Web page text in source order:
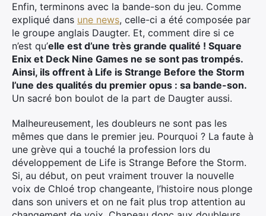
Enfin, terminons avec la bande-son du jeu. Comme
expliqué dans une news, celle-ci a été composée par
le groupe anglais Daugter. Et, comment dire si ce
n’est qu’elle est d’une très grande qualité ! Square
Enix et Deck Nine Games ne se sont pas trompés.
Ainsi, ils offrent à Life is Strange Before the Storm
l’une des qualités du premier opus : sa bande-son.
Un sacré bon boulot de la part de Daugter aussi.
Malheureusement, les doubleurs ne sont pas les
mêmes que dans le premier jeu. Pourquoi ? La faute à
une grève qui a touché la profession lors du
développement de Life is Strange Before the Storm.
Si, au début, on peut vraiment trouver la nouvelle
voix de Chloé trop changeante, l’histoire nous plonge
dans son univers et on ne fait plus trop attention au